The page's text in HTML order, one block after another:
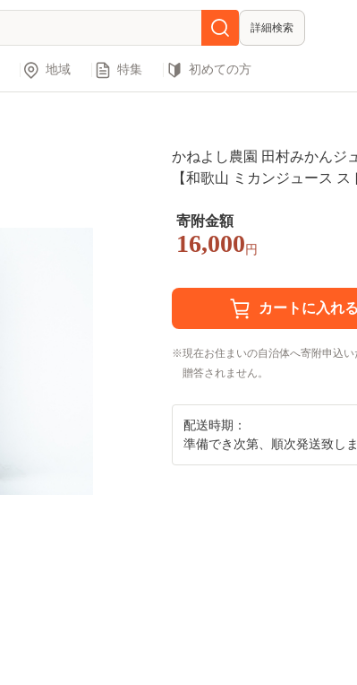
詳細検索
地域 特集 初めての方
かねよし農園 田村みかんジ
【和歌山 ミカンジュース
寄附金額
16,000 円
現在お住まいの自治体へ寄附申込
贈答されません。
配送時期：
準備でき次第、順次発送致しま